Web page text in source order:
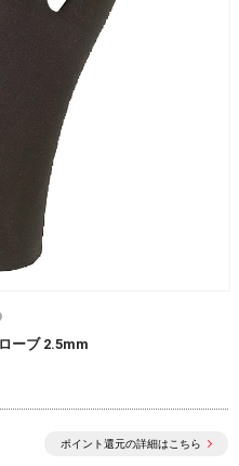
ーブ 2.5mm
ポイント還元の詳細はこちら